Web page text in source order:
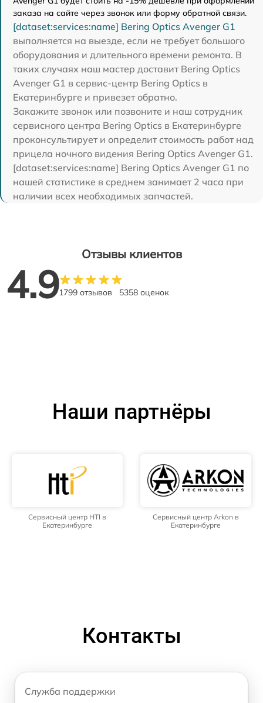
заказа на сайте через звонок или форму обратной связи.
[dataset:services:name] Bering Optics Avenger G1
выполняется на выезде, если не требует большого
оборудования и длительного времени ремонта. В
таких случаях наш мастер доставит Bering Optics
Avenger G1 в сервис-центр Bering Optics в
Екатеринбурге и привезет обратно.
Закажите звонок или позвоните и наш сотрудник
сервисного центра Bering Optics в Екатеринбурге
проконсультирует и определит стоимость работ над
прицела ночного видения Bering Optics Avenger G1.
[dataset:services:name] Bering Optics Avenger G1 по
нашей статистике в среднем занимает 2 часа при
наличии всех необходимых запчастей.
Отзывы клиентов
4.91799 отзывов 5358 оценок
Наши партнёры
Сервисный центр HTI в
Екатеринбурге
Сервисный центр Arkon в
Екатеринбурге
Контакты
Служба поддержки